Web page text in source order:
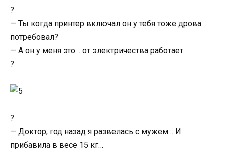
?
— Ты когда принтер включал он у тебя тоже дрова
потребовал?
— А он у меня это… от электричества работает.
?
?
— Доктор, год назад я развелась с мужем… И
прибавила в весе 15 кг…